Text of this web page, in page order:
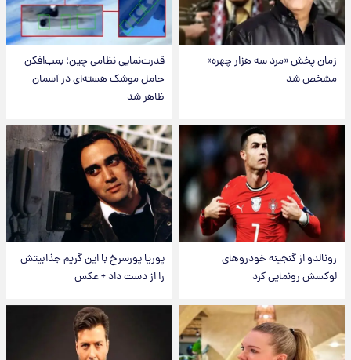
زمان پخش «مرد سه هزار چهره»
مشخص شد
قدرت‌نمایی نظامی چین؛ بمب‌افکن
حامل موشک هسته‌ای در آسمان
ظاهر شد
رونالدو از گنجینه خودروهای
لوکسش رونمایی کرد
پوریا پورسرخ با این گریم جذابیتش
را از دست داد + عکس